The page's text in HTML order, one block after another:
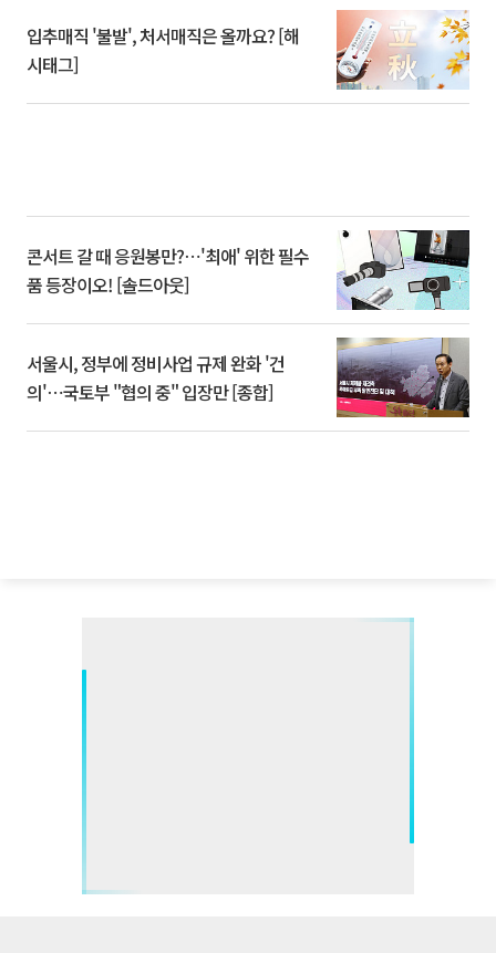
입추매직 '불발', 처서매직은 올까요? [해
시태그]
콘서트 갈 때 응원봉만?⋯'최애' 위한 필수
품 등장이오! [솔드아웃]
서울시, 정부에 정비사업 규제 완화 '건
의'⋯국토부 "협의 중" 입장만 [종합]